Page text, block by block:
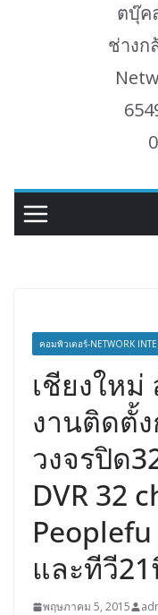
ตบุ๊ค
ช่างก
คอมพิวเตอร์-NETWORK
เชียงให
งานติดตั้
วงจรปิด
DVR 32
และทีวี
พฤษภาคม 5, 2015